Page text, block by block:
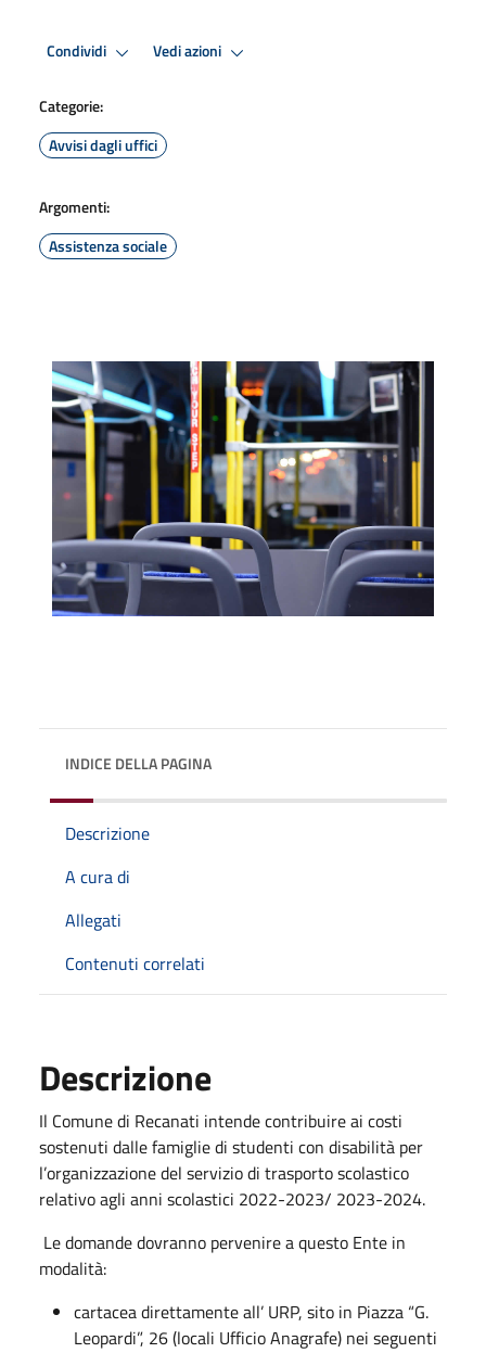
Condividi Vedi azioni
Categorie:
Avvisi dagli uffici
Argomenti:
Assistenza sociale
INDICE DELLA PAGINA
Descrizione
A cura di
Allegati
Contenuti correlati
Descrizione
Il Comune di Recanati intende contribuire ai costi
sostenuti dalle famiglie di studenti con disabilità per
l’organizzazione del servizio di trasporto scolastico
relativo agli anni scolastici 2022-2023/ 2023-2024.
Le domande dovranno pervenire a questo Ente in
modalità:
cartacea direttamente all’ URP, sito in Piazza “G.
Leopardi”, 26 (locali Ufficio Anagrafe) nei seguenti